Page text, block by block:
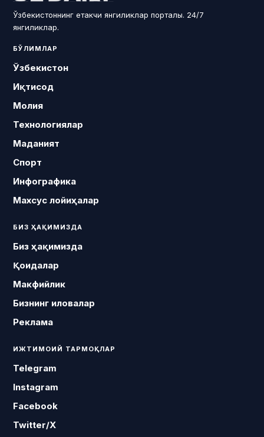
Ўзбекистоннинг етакчи янгиликлар порталы. 24/7
янгиликлар.
БЎЛИМЛАР
Ўзбекистон
Иқтисод
Молия
Технологиялар
Маданият
Спорт
Инфографика
Махсус лойиҳалар
БИЗ ҲАҚИМИЗДА
Биз ҳақимизда
Қоидалар
Макфийлик
Бизнинг иловалар
Реклама
ИЖТИМОИЙ ТАРМОҚЛАР
Telegram
Instagram
Facebook
Twitter/X